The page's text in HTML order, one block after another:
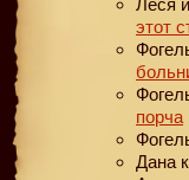
этот
порча
Дана